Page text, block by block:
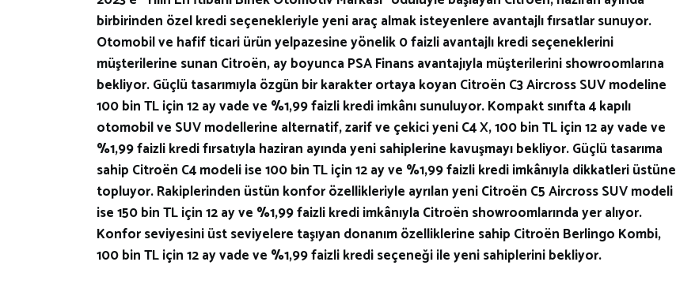
birbirinden özel kredi seçenekleriyle yeni araç almak isteyenlere avantajlı fırsatlar sunuyor.
Otomobil ve hafif ticari ürün yelpazesine yönelik 0 faizli avantajlı kredi seçeneklerini
müşterilerine sunan Citroën, ay boyunca PSA Finans avantajıyla müşterilerini showroomlarına
bekliyor. Güçlü tasarımıyla özgün bir karakter ortaya koyan Citroën C3 Aircross SUV modeline
100 bin TL için 12 ay vade ve %1,99 faizli kredi imkânı sunuluyor. Kompakt sınıfta 4 kapılı
otomobil ve SUV modellerine alternatif, zarif ve çekici yeni C4 X, 100 bin TL için 12 ay vade ve
%1,99 faizli kredi fırsatıyla haziran ayında yeni sahiplerine kavuşmayı bekliyor. Güçlü tasarıma
sahip Citroën C4 modeli ise 100 bin TL için 12 ay ve %1,99 faizli kredi imkânıyla dikkatleri üstüne
topluyor. Rakiplerinden üstün konfor özellikleriyle ayrılan yeni Citroën C5 Aircross SUV modeli
ise 150 bin TL için 12 ay ve %1,99 faizli kredi imkânıyla Citroën showroomlarında yer alıyor.
Konfor seviyesini üst seviyelere taşıyan donanım özelliklerine sahip Citroën Berlingo Kombi,
100 bin TL için 12 ay vade ve %1,99 faizli kredi seçeneği ile yeni sahiplerini bekliyor.